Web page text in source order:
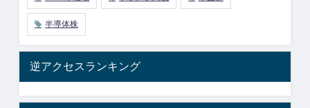
半導体株
逆アクセスランキング